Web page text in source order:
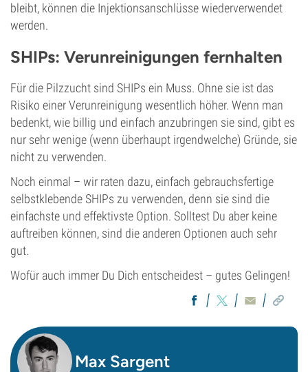
bleibt, können die Injektionsanschlüsse wiederverwendet
werden.
SHIPs: Verunreinigungen fernhalten
Für die Pilzzucht sind SHIPs ein Muss. Ohne sie ist das
Risiko einer Verunreinigung wesentlich höher. Wenn man
bedenkt, wie billig und einfach anzubringen sie sind, gibt es
nur sehr wenige (wenn überhaupt irgendwelche) Gründe, sie
nicht zu verwenden.
Noch einmal – wir raten dazu, einfach gebrauchsfertige
selbstklebende SHIPs zu verwenden, denn sie sind die
einfachste und effektivste Option. Solltest Du aber keine
auftreiben können, sind die anderen Optionen auch sehr
gut.
Wofür auch immer Du Dich entscheidest – gutes Gelingen!
Max Sargent